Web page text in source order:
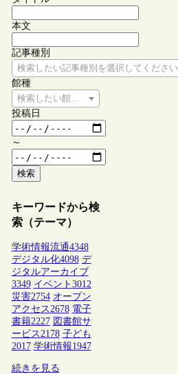
本文
記事種別
検索したい記事種別を選択してください
館種
検索したい館種を選択してください
投稿日
～
検索
キーワードから検
索（テーマ）
学術情報流通4348
デジタル化4098 デ
ジタルアーカイブ
3349 イベント 3012
災害2754 オープン
アクセス 2678 電子
書籍2227 図書館サ
ービス 2178 子ども
2017 学術情報1947
続きを見る